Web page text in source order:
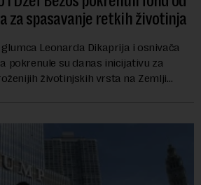
za spasavanje retkih životinja
Leonarda Dikaprija i osnivača
pokrenule su danas inicijativu za
životinjskih vrsta na Zemlji